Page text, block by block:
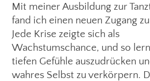
Mit meiner Ausbildung zur
fand ich einen neuen Zugang
Jede Krise zeigte sich als
Wachstumschance, und so
tiefen Gefühle auszudrücken
wahres Selbst zu verkörpern.